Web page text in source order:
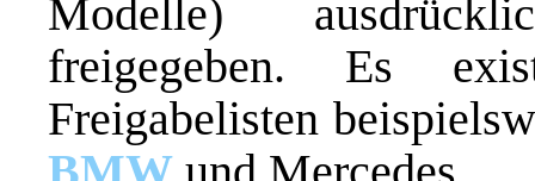
Modelle)
freigegeben. Es
Freigabelisten